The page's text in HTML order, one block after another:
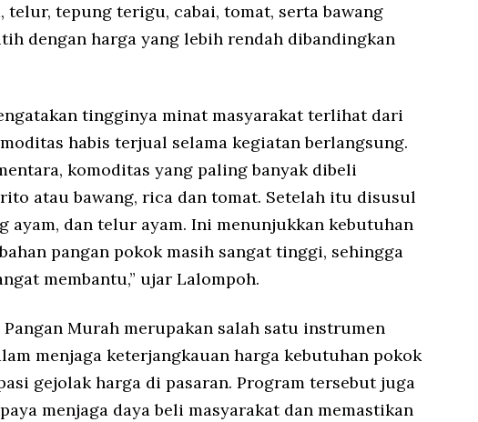
telur, tepung terigu, cabai, tomat, serta bawang
dengan harga yang lebih rendah dibandingkan
tingginya minat masyarakat terlihat dari
habis terjual selama kegiatan berlangsung.
komoditas yang paling banyak dibeli
atau bawang, rica dan tomat. Setelah itu disusul
ayam, dan telur ayam. Ini menunjukkan kebutuhan
pangan pokok masih sangat tinggi, sehingga
membantu,” ujar Lalompoh.
Murah merupakan salah satu instrumen
menjaga keterjangkauan harga kebutuhan pokok
gejolak harga di pasaran. Program tersebut juga
menjaga daya beli masyarakat dan memastikan